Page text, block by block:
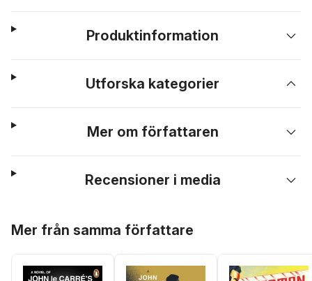
Produktinformation
Utforska kategorier
Mer om författaren
Recensioner i media
Mer från samma författare